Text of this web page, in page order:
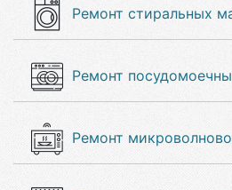
Ремонт стиральных
Ремонт
Ремонт